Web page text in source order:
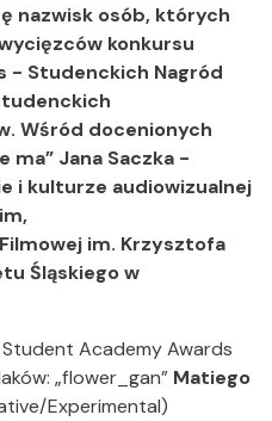
nazwisk osób, których
konkursu
- Studenckich Nagród
Wśród docenionych
ma” Jana Saczka -
i kulturze audiowizualnej
im. Krzysztofa
Śląskiego w
Academy Awards
„flower_gan” Matiego
Experimental)